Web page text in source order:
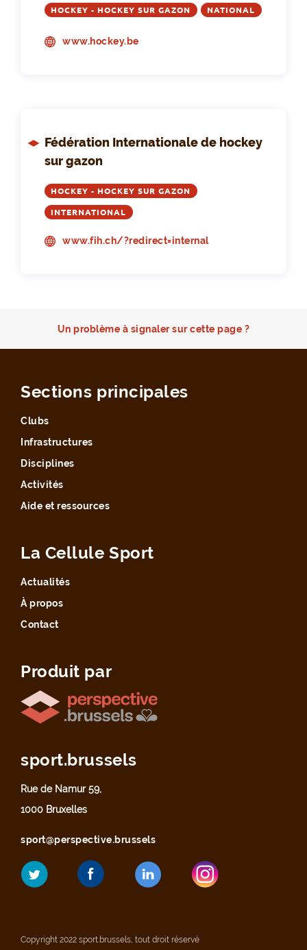
HOCKEY - HOCKEY SUR GAZON NATIONAL
www.hockey.be
Fédération Internationale de hockey
sur gazon
HOCKEY - HOCKEY SUR GAZON
INTERNATIONAL
www.fih.ch/?redirect=internal
Un problème à signaler sur cette page ?
Sections principales
Clubs
Infrastructures
Disciplines
Activités
Aide et ressources
La Cellule Sport
Actualités
À propos
Contact
Produit par
sport.brussels
Rue de Namur 59,
1000 Bruxelles
sport@perspective.brussels
Copyright 2022 sport.brussels, tout droit réservé